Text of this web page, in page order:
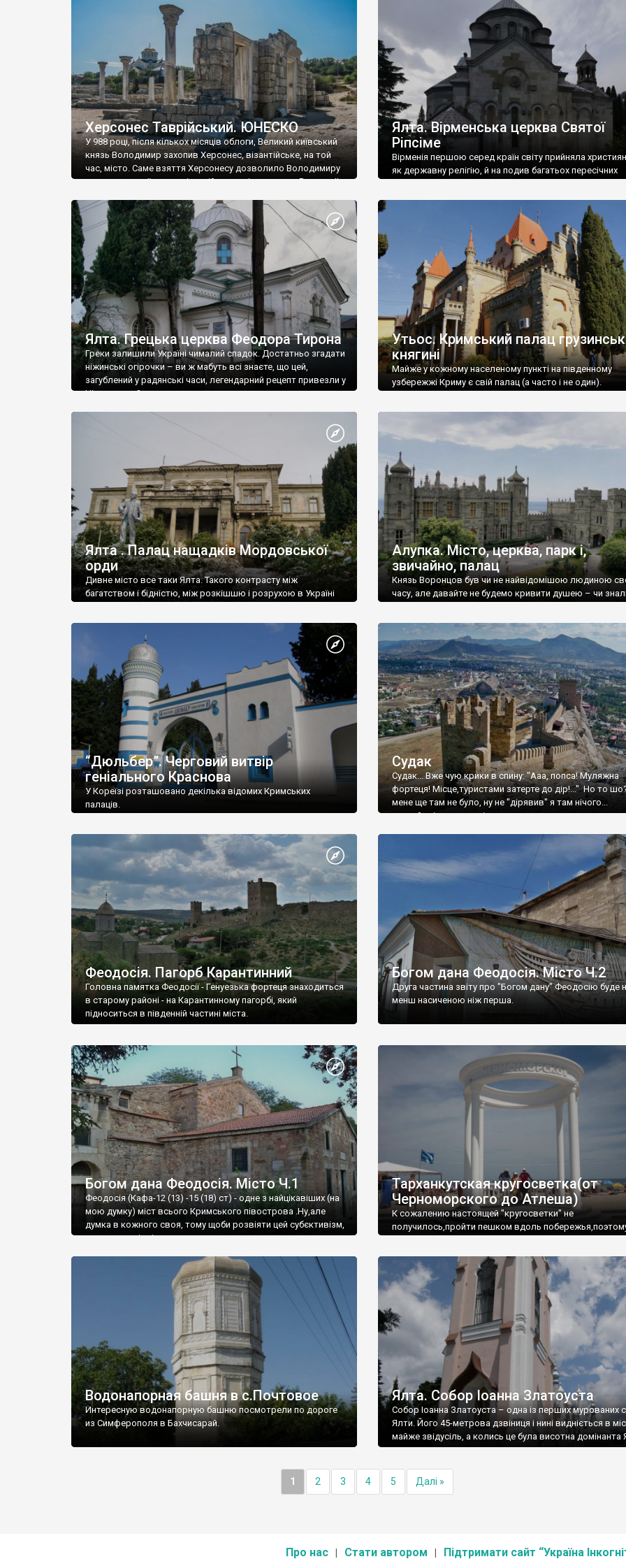
візантійської доби. Раритети викрадені з фондів об’єкту
культурної спадщини ЮНЕСКО «Херсонеса Таврійського».
Офіційно – на виставку «Золото Візантії», але експерти та
влада в Україні вважають це лише […]
називаються «повстяками» (postaki)…” “Вино. Крим
виробляє відмінне вино і його вдосталь: воно все
легке біле і дуже […]
Херсонес Таврійський. ЮНЕСКО
У 988 році, після кількох місяців облоги, Великий київський
князь Володимир захопив Херсонес, візантійське, на той
час, місто. Саме взяття Херсонесу дозволило Володимиру
диктувати свої умови візантійському імператору Василю ІІ,
Херсонесі Володимир-язичник, став Василем-
християнином. А потім було Хрещення Русі. На честь
Херсонесу Таврійського названо місто […]
Ялта. Вірменська церква Святої
Ріпсіме
Вірменія першою серед країн світу прийняла
як державну релігію, й на подив багатьох пересічних
Ялта. Грецька церква Феодора Тирона
Греки залишили Україні чималий спадок. Достатньо згадати
ніжинські огірочки – ви ж мабуть всі знаєте, що цей,
загублений у радянські часи, легендарний рецепт привезли у
Ніжин греки?
Утьос. Кримський палац
княгині
Майже у кожному населеному пункті на південному
узбережжі Криму є свій палац (а часто і не один).
Ялта . Палац нащадків Мордовської
орди
Дивне місто все таки Ялта. Такого контрасту між
багатством і бідністю, між розкішшю і розрухою в Україні
Алупка. Місто, церква, парк і,
звичайно, палац
Князь Воронцов був чи не найвідомішою людиною
часу, але давайте не будемо кривити душею – чи
“Дюльбер”. Черговий витвір
геніального Краснова
У Кореїзі розташовано декілька відомих Кримських
палаців.
Судак
Судак... Вже чую крики в спину: "Ааа, попса! Муляжна
фортеця! Місце,туристами затерте до дір!..." Но то
мене ще там не було, ну не "дірявив" я там нічого...
принаймні до цього літа.
Феодосія. Пагорб Карантинний
Головна памятка Феодосії - Генуезька фортеця знаходиться
в старому районі - на Карантинному пагорбі, який
підноситься в південній частині міста.
Богом дана Феодосія. Місто Ч.2
Друга частина звіту про "Богом дану" Феодосію буде
менш насиченою ніж перша.
Богом дана Феодосія. Місто Ч.1
Феодосія (Кафа-12 (13) -15 (18) ст) - одне з найцікавіших (на
мою думку) міст всього Кримського півострова .Ну,але
думка в кожного своя, тому щоби розвіяти цей субєктивізм,
запрошую відвідати це
Тарханкутская кругосветка(от
Черноморского до Атлеша)
К сожалению настоящей "кругосветки" не
получилось,пройти пешком вдоль
Водонапорная башня в с.Почтовое
Интересную водонапорную башню посмотрели по дороге
из Симферополя в Бахчисарай.
Ялта. Собор Іоанна Златоуста
Собор Іоанна Златоуста – одна із перших мурованих
Ялти. Його 45-метрова дзвіниця і нині видніється в
майже звідусіль, а колись це була висотна домінанта
1 2 3 4 5 Далі »
Про нас Стати автором Підтримати сайт “Україна